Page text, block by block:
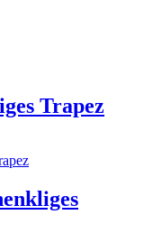
Trapez